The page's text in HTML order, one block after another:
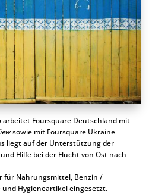
arbeitet Foursquare Deutschland mit
sowie mit Foursquare Ukraine
liegt auf der Unterstützung der
Hilfe bei der Flucht von Ost nach
für Nahrungsmittel, Benzin /
und Hygieneartikel eingesetzt.